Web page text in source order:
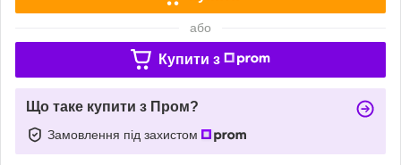
або
Купити з
Що таке купити з Пром?
Замовлення під захистом